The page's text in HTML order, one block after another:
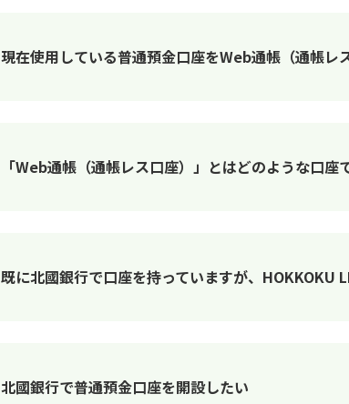
現在使用している普通預金口座をWeb通帳（通帳レ
「Web通帳（通帳レス口座）」とはどのような口座
既に北國銀行で口座を持っていますが、HOKKOKU
北國銀行で普通預金口座を開設したい